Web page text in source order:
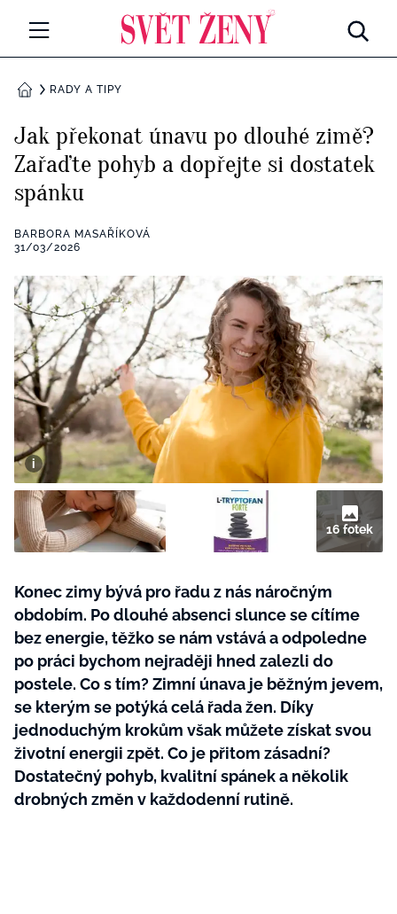
Všechny kategorie
Rozhovory
RETROHUBKY
Všechny kategorie
Seberozvoj
Všechny kategorie
Životní styl
ZÁBAVA
Všechny kategorie
Testy a kvízy
BYDLENÍ
Všechny kategorie
Tvoření
Rady a tipy
BurdaMedia
Extra
SVĚT ŽENY - 599 KČ
ROČNÍ PŘEDPLATNÉ SVĚT ŽENY +
SADA PRODUKTŮ MANA (10 ks)
DOMŮRADY A TIPY
Jak překonat únavu po dlouhé zimě?
Zařaďte pohyb a dopřejte si dostatek
spánku
BARBORA MASAŘÍKOVÁ
31/03/2026
16 fotek
Konec zimy bývá pro řadu z nás náročným
obdobím. Po dlouhé absenci slunce se cítíme
bez energie, těžko se nám vstává a odpoledne
po práci bychom nejraději hned zalezli do
postele. Co s tím? Zimní únava je běžným jevem,
se kterým se potýká celá řada žen. Díky
jednoduchým krokům však můžete získat svou
životní energii zpět. Co je přitom zásadní?
Dostatečný pohyb, kvalitní spánek a několik
drobných změn v každodenní rutině.